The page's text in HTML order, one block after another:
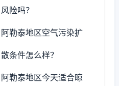
风险吗？
阿勒泰地区空气污染扩
散条件怎么样？
阿勒泰地区今天适合晾